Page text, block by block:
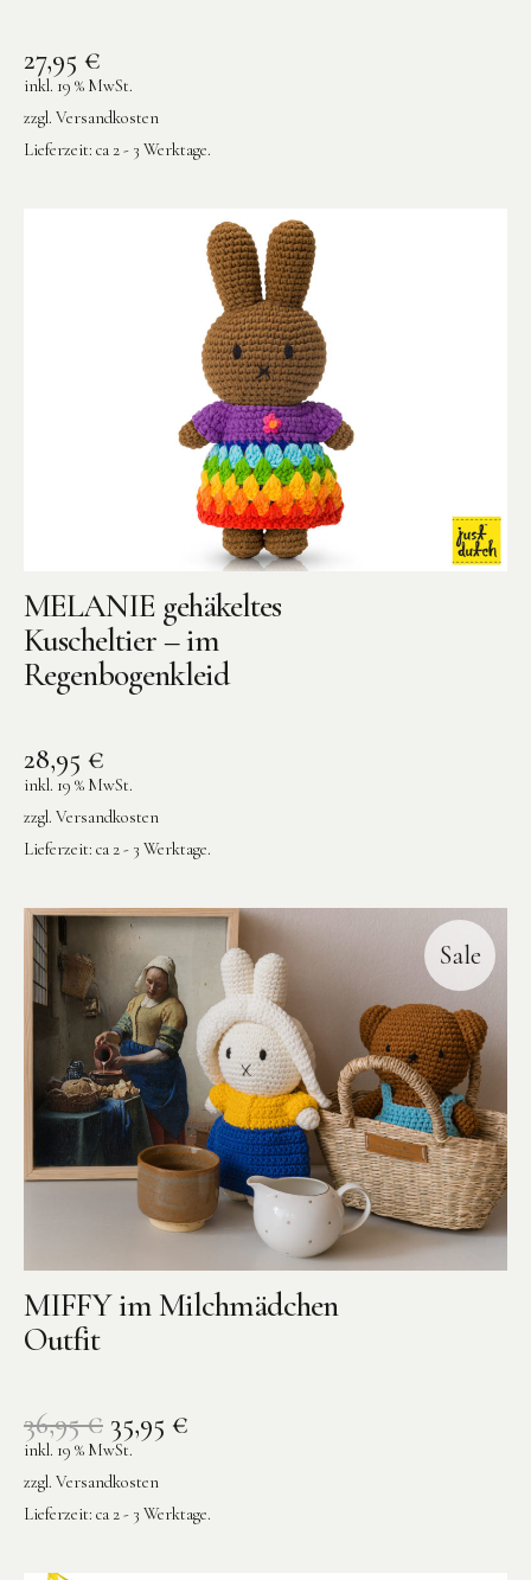
27,95 €
inkl. 19 % MwSt.
zzgl. Versandkosten
Lieferzeit: ca 2 - 3 Werktage.
MELANIE gehäkeltes
Kuscheltier – im
Regenbogenkleid
28,95 €
inkl. 19 % MwSt.
zzgl. Versandkosten
Lieferzeit: ca 2 - 3 Werktage.
Sale
MIFFY im Milchmädchen
Outfit
36,95€ 35,95 €
inkl. 19 % MwSt.
zzgl. Versandkosten
Lieferzeit: ca 2 - 3 Werktage.